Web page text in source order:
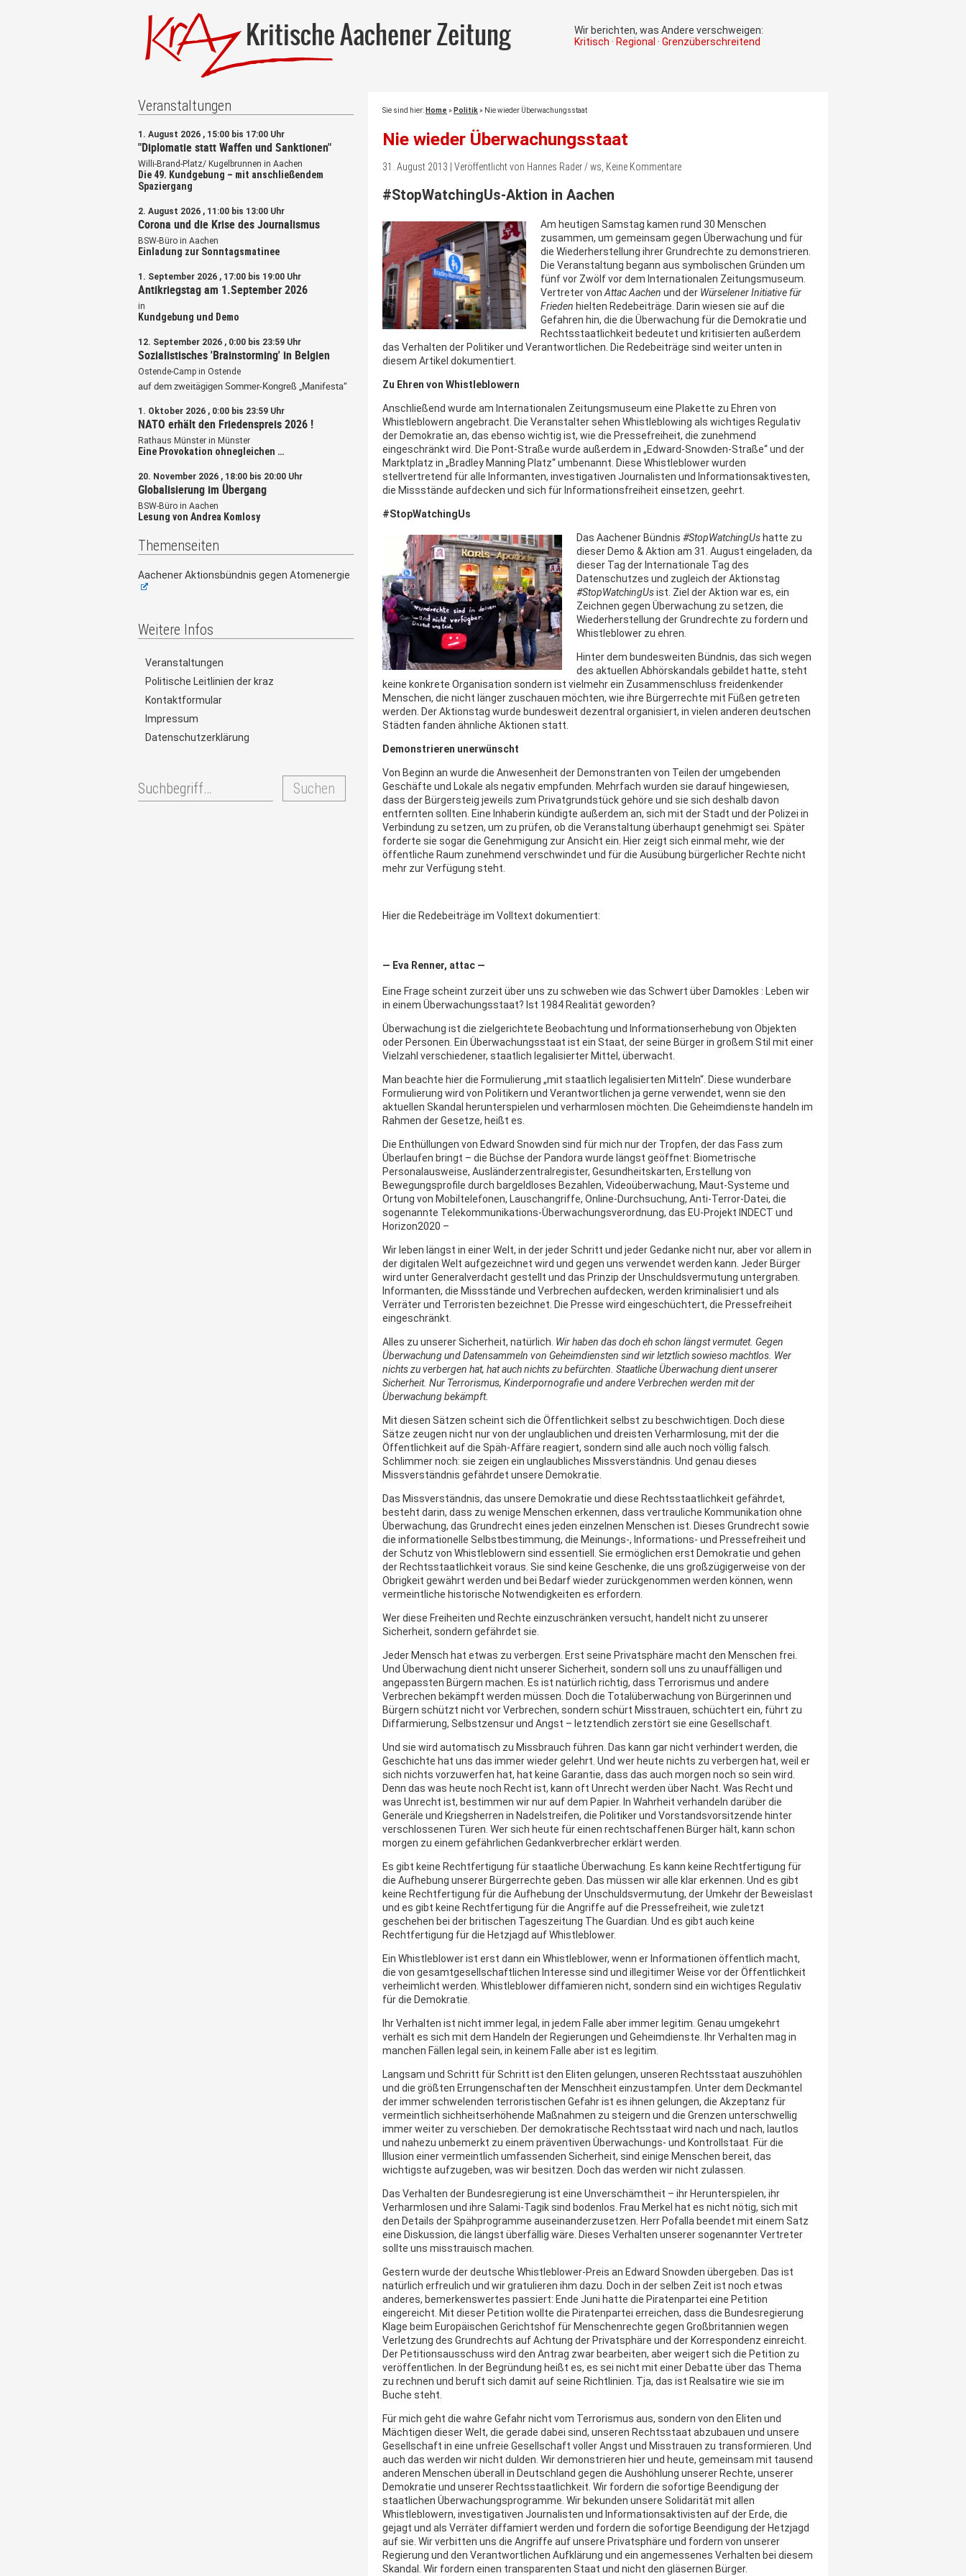
Kritische Aachener Zeitung
Wir berichten, was Andere verschweigen:
Kritisch · Regional · Grenzüberschreitend
Sie sind hier: Home » Politik» Nie wieder Überwachungsstaat
Nie wieder Überwachungsstaat
31. August 2013 | Veröffentlicht von Hannes Rader / ws, Keine Kommentare
#StopWatchingUs-Aktion in Aachen
Am heutigen Samstag kamen rund 30 Menschen
zusammen, um gemeinsam gegen Überwachung und für
die Wiederherstellung ihrer Grundrechte zu demonstrieren.
Die Veranstaltung begann aus symbolischen Gründen um
fünf vor Zwölf vor dem Internationalen Zeitungsmuseum.
Vertreter von Attac Aachen und der Würselener Initiative für
Frieden hielten Redebeiträge. Darin wiesen sie auf die
Gefahren hin, die die Überwachung für die Demokratie und
Rechtsstaatlichkeit bedeutet und kritisierten außerdem
das Verhalten der Politiker und Verantwortlichen. Die Redebeiträge sind weiter unten in
diesem Artikel dokumentiert.
Zu Ehren von Whistleblowern
Anschließend wurde am Internationalen Zeitungsmuseum eine Plakette zu Ehren von
Whistleblowern angebracht. Die Veranstalter sehen Whistleblowing als wichtiges Regulativ
der Demokratie an, das ebenso wichtig ist, wie die Pressefreiheit, die zunehmend
eingeschränkt wird. Die Pont-Straße wurde außerdem in „Edward-Snowden-Straße“ und der
Marktplatz in „Bradley Manning Platz“ umbenannt. Diese Whistleblower wurden
stellvertretend für alle Informanten, investigativen Journalisten und Informationsaktivesten,
die Missstände aufdecken und sich für Informationsfreiheit einsetzen, geehrt.
#StopWatchingUs
Das Aachener Bündnis #StopWatchingUshatte zu
dieser Demo & Aktion am 31. August eingeladen, da
dieser Tag der Internationale Tag des
Datenschutzes und zugleich der Aktionstag
#StopWatchingUsist. Ziel der Aktion war es, ein
Zeichnen gegen Überwachung zu setzen, die
Wiederherstellung der Grundrechte zu fordern und
Whistleblower zu ehren.
Hinter dem bundesweiten Bündnis, das sich wegen
des aktuellen Abhörskandals gebildet hatte, steht
keine konkrete Organisation sondern ist vielmehr ein Zusammenschluss freidenkender
Menschen, die nicht länger zuschauen möchten, wie ihre Bürgerrechte mit Füßen getreten
werden. Der Aktionstag wurde bundesweit dezentral organisiert, in vielen anderen deutschen
Städten fanden ähnliche Aktionen statt.
Demonstrieren unerwünscht
Von Beginn an wurde die Anwesenheit der Demonstranten von Teilen der umgebenden
Geschäfte und Lokale als negativ empfunden. Mehrfach wurden sie darauf hingewiesen,
dass der Bürgersteig jeweils zum Privatgrundstück gehöre und sie sich deshalb davon
entfernten sollten. Eine Inhaberin kündigte außerdem an, sich mit der Stadt und der Polizei in
Verbindung zu setzen, um zu prüfen, ob die Veranstaltung überhaupt genehmigt sei. Später
forderte sie sogar die Genehmigung zur Ansicht ein. Hier zeigt sich einmal mehr, wie der
öffentliche Raum zunehmend verschwindet und für die Ausübung bürgerlicher Rechte nicht
mehr zur Verfügung steht.
Hier die Redebeiträge im Volltext dokumentiert:
— Eva Renner, attac —
Eine Frage scheint zurzeit über uns zu schweben wie das Schwert über Damokles : Leben wir
in einem Überwachungsstaat? Ist 1984 Realität geworden?
Überwachung ist die zielgerichtete Beobachtung und Informationserhebung von Objekten
oder Personen. Ein Überwachungsstaat ist ein Staat, der seine Bürger in großem Stil mit einer
Vielzahl verschiedener, staatlich legalisierter Mittel, überwacht.
Man beachte hier die Formulierung „mit staatlich legalisierten Mitteln“. Diese wunderbare
Formulierung wird von Politikern und Verantwortlichen ja gerne verwendet, wenn sie den
aktuellen Skandal herunterspielen und verharmlosen möchten. Die Geheimdienste handeln im
Rahmen der Gesetze, heißt es.
Die Enthüllungen von Edward Snowden sind für mich nur der Tropfen, der das Fass zum
Überlaufen bringt – die Büchse der Pandora wurde längst geöffnet: Biometrische
Personalausweise, Ausländerzentralregister, Gesundheitskarten, Erstellung von
Bewegungsprofile durch bargeldloses Bezahlen, Videoüberwachung, Maut-Systeme und
Ortung von Mobiltelefonen, Lauschangriffe, Online-Durchsuchung, Anti-Terror-Datei, die
sogenannte Telekommunikations-Überwachungsverordnung, das EU-Projekt INDECT und
Horizon2020 –
Wir leben längst in einer Welt, in der jeder Schritt und jeder Gedanke nicht nur, aber vor allem in
der digitalen Welt aufgezeichnet wird und gegen uns verwendet werden kann. Jeder Bürger
wird unter Generalverdacht gestellt und das Prinzip der Unschuldsvermutung untergraben.
Informanten, die Missstände und Verbrechen aufdecken, werden kriminalisiert und als
Verräter und Terroristen bezeichnet. Die Presse wird eingeschüchtert, die Pressefreiheit
eingeschränkt.
Alles zu unserer Sicherheit, natürlich. Wir haben das doch eh schon längst vermutet. Gegen
Überwachung und Datensammeln von Geheimdiensten sind wir letztlich sowieso machtlos. Wer
nichts zu verbergen hat, hat auch nichts zu befürchten. Staatliche Überwachung dient unserer
Sicherheit. Nur Terrorismus, Kinderpornografie und andere Verbrechen werden mit der
Überwachung bekämpft.
Mit diesen Sätzen scheint sich die Öffentlichkeit selbst zu beschwichtigen. Doch diese
Sätze zeugen nicht nur von der unglaublichen und dreisten Verharmlosung, mit der die
Öffentlichkeit auf die Späh-Affäre reagiert, sondern sind alle auch noch völlig falsch.
Schlimmer noch: sie zeigen ein unglaubliches Missverständnis. Und genau dieses
Missverständnis gefährdet unsere Demokratie.
Das Missverständnis, das unsere Demokratie und diese Rechtsstaatlichkeit gefährdet,
besteht darin, dass zu wenige Menschen erkennen, dass vertrauliche Kommunikation ohne
Überwachung, das Grundrecht eines jeden einzelnen Menschen ist. Dieses Grundrecht sowie
die informationelle Selbstbestimmung, die Meinungs-, Informations- und Pressefreiheit und
der Schutz von Whistleblowern sind essentiell. Sie ermöglichen erst Demokratie und gehen
der Rechtsstaatlichkeit voraus. Sie sind keine Geschenke, die uns großzügigerweise von der
Obrigkeit gewährt werden und bei Bedarf wieder zurückgenommen werden können, wenn
vermeintliche historische Notwendigkeiten es erfordern.
Wer diese Freiheiten und Rechte einzuschränken versucht, handelt nicht zu unserer
Sicherheit, sondern gefährdet sie.
Jeder Mensch hat etwas zu verbergen. Erst seine Privatsphäre macht den Menschen frei.
Und Überwachung dient nicht unserer Sicherheit, sondern soll uns zu unauffälligen und
angepassten Bürgern machen. Es ist natürlich richtig, dass Terrorismus und andere
Verbrechen bekämpft werden müssen. Doch die Totalüberwachung von Bürgerinnen und
Bürgern schützt nicht vor Verbrechen, sondern schürt Misstrauen, schüchtert ein, führt zu
Diffarmierung, Selbstzensur und Angst – letztendlich zerstört sie eine Gesellschaft.
Und sie wird automatisch zu Missbrauch führen. Das kann gar nicht verhindert werden, die
Geschichte hat uns das immer wieder gelehrt. Und wer heute nichts zu verbergen hat, weil er
sich nichts vorzuwerfen hat, hat keine Garantie, dass das auch morgen noch so sein wird.
Denn das was heute noch Recht ist, kann oft Unrecht werden über Nacht. Was Recht und
was Unrecht ist, bestimmen wir nur auf dem Papier. In Wahrheit verhandeln darüber die
Generäle und Kriegsherren in Nadelstreifen, die Politiker und Vorstandsvorsitzende hinter
verschlossenen Türen. Wer sich heute für einen rechtschaffenen Bürger hält, kann schon
morgen zu einem gefährlichen Gedankverbrecher erklärt werden.
Es gibt keine Rechtfertigung für staatliche Überwachung. Es kann keine Rechtfertigung für
die Aufhebung unserer Bürgerrechte geben. Das müssen wir alle klar erkennen. Und es gibt
keine Rechtfertigung für die Aufhebung der Unschuldsvermutung, der Umkehr der Beweislast
und es gibt keine Rechtfertigung für die Angriffe auf die Pressefreiheit, wie zuletzt
geschehen bei der britischen Tageszeitung The Guardian. Und es gibt auch keine
Rechtfertigung für die Hetzjagd auf Whistleblower.
Ein Whistleblower ist erst dann ein Whistleblower, wenn er Informationen öffentlich macht,
die von gesamtgesellschaftlichen Interesse sind und illegitimer Weise vor der Öffentlichkeit
verheimlicht werden. Whistleblower diffamieren nicht, sondern sind ein wichtiges Regulativ
für die Demokratie.
Ihr Verhalten ist nicht immer legal, in jedem Falle aber immer legitim. Genau umgekehrt
verhält es sich mit dem Handeln der Regierungen und Geheimdienste. Ihr Verhalten mag in
manchen Fällen legal sein, in keinem Falle aber ist es legitim.
Langsam und Schritt für Schritt ist den Eliten gelungen, unseren Rechtsstaat auszuhöhlen
und die größten Errungenschaften der Menschheit einzustampfen. Unter dem Deckmantel
der immer schwelenden terroristischen Gefahr ist es ihnen gelungen, die Akzeptanz für
vermeintlich sichheitserhöhende Maßnahmen zu steigern und die Grenzen unterschwellig
immer weiter zu verschieben. Der demokratische Rechtsstaat wird nach und nach, lautlos
und nahezu unbemerkt zu einem präventiven Überwachungs- und Kontrollstaat. Für die
Illusion einer vermeintlich umfassenden Sicherheit, sind einige Menschen bereit, das
wichtigste aufzugeben, was wir besitzen. Doch das werden wir nicht zulassen.
Das Verhalten der Bundesregierung ist eine Unverschämtheit – ihr Herunterspielen, ihr
Verharmlosen und ihre Salami-Tagik sind bodenlos. Frau Merkel hat es nicht nötig, sich mit
den Details der Spähprogramme auseinanderzusetzen. Herr Pofalla beendet mit einem Satz
eine Diskussion, die längst überfällig wäre. Dieses Verhalten unserer sogenannter Vertreter
sollte uns misstrauisch machen.
Gestern wurde der deutsche Whistleblower-Preis an Edward Snowden übergeben. Das ist
natürlich erfreulich und wir gratulieren ihm dazu. Doch in der selben Zeit ist noch etwas
anderes, bemerkenswertes passiert: Ende Juni hatte die Piratenpartei eine Petition
eingereicht. Mit dieser Petition wollte die Piratenpartei erreichen, dass die Bundesregierung
Klage beim Europäischen Gerichtshof für Menschenrechte gegen Großbritannien wegen
Verletzung des Grundrechts auf Achtung der Privatsphäre und der Korrespondenz einreicht.
Der Petitionsausschuss wird den Antrag zwar bearbeiten, aber weigert sich die Petition zu
veröffentlichen. In der Begründung heißt es, es sei nicht mit einer Debatte über das Thema
zu rechnen und beruft sich damit auf seine Richtlinien. Tja, das ist Realsatire wie sie im
Buche steht.
Für mich geht die wahre Gefahr nicht vom Terrorismus aus, sondern von den Eliten und
Mächtigen dieser Welt, die gerade dabei sind, unseren Rechtsstaat abzubauen und unsere
Gesellschaft in eine unfreie Gesellschaft voller Angst und Misstrauen zu transformieren. Und
auch das werden wir nicht dulden. Wir demonstrieren hier und heute, gemeinsam mit tausend
anderen Menschen überall in Deutschland gegen die Aushöhlung unserer Rechte, unserer
Demokratie und unserer Rechtsstaatlichkeit. Wir fordern die sofortige Beendigung der
staatlichen Überwachungsprogramme. Wir bekunden unsere Solidarität mit allen
Whistleblowern, investigativen Journalisten und Informationsaktivisten auf der Erde, die
gejagt und als Verräter diffamiert werden und fordern die sofortige Beendigung der Hetzjagd
auf sie. Wir verbitten uns die Angriffe auf unsere Privatsphäre und fordern von unserer
Regierung und den Verantwortlichen Aufklärung und ein angemessenes Verhalten bei diesem
Skandal. Wir fordern einen transparenten Staat und nicht den gläsernen Bürger.
Veranstaltungen
1. August 2026 , 15:00 bis 17:00 Uhr
"Diplomatie statt Waffen und Sanktionen"
Willi-Brand-Platz/ Kugelbrunnen in Aachen
Die 49. Kundgebung – mit anschließendem
Spaziergang
2. August 2026 , 11:00 bis 13:00 Uhr
Corona und die Krise des Journalismus
BSW-Büro in Aachen
Einladung zur Sonntagsmatinee
1. September 2026 , 17:00 bis 19:00 Uhr
Antikriegstag am 1.September 2026
in
Kundgebung und Demo
12. September 2026 , 0:00 bis 23:59 Uhr
Sozialistisches 'Brainstorming' in Belgien
Ostende-Camp in Ostende
auf dem zweitägigen Sommer-Kongreß „Manifesta“
1. Oktober 2026 , 0:00 bis 23:59 Uhr
NATO erhält den Friedenspreis 2026 !
Rathaus Münster in Münster
Eine Provokation ohnegleichen …
20. November 2026 , 18:00 bis 20:00 Uhr
Globalisierung im Übergang
BSW-Büro in Aachen
Lesung von Andrea Komlosy
Themenseiten
Aachener Aktionsbündnis gegen Atomenergie
Weitere Infos
Veranstaltungen
Politische Leitlinien der kraz
Kontaktformular
Impressum
Datenschutzerklärung
Suchen